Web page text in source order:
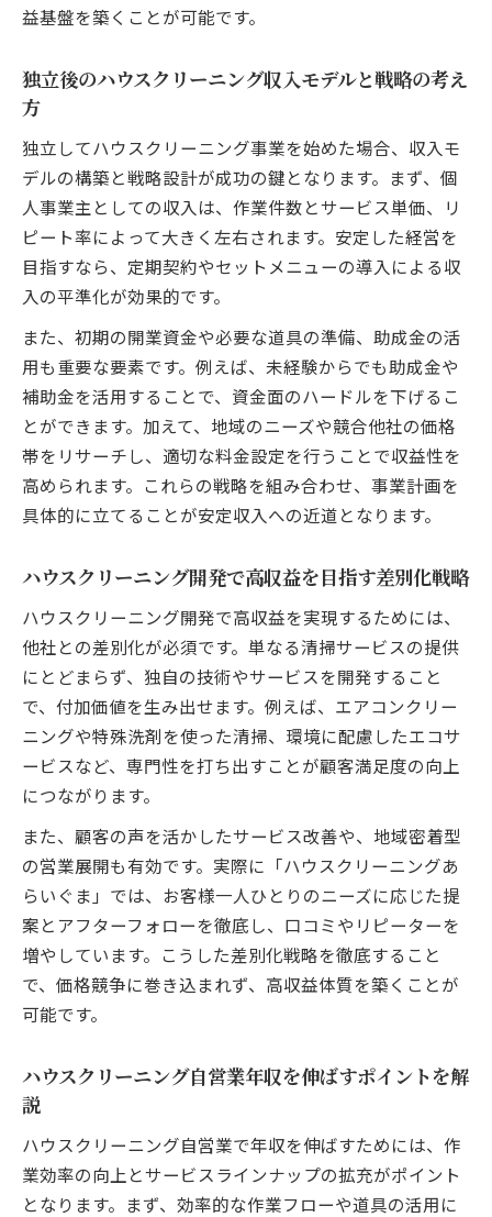
益基盤を築くことが可能です。
独立後のハウスクリーニング収入モデルと戦略の考え
方
独立してハウスクリーニング事業を始めた場合、収入モ
デルの構築と戦略設計が成功の鍵となります。まず、個
人事業主としての収入は、作業件数とサービス単価、リ
ピート率によって大きく左右されます。安定した経営を
目指すなら、定期契約やセットメニューの導入による収
入の平準化が効果的です。
また、初期の開業資金や必要な道具の準備、助成金の活
用も重要な要素です。例えば、未経験からでも助成金や
補助金を活用することで、資金面のハードルを下げるこ
とができます。加えて、地域のニーズや競合他社の価格
帯をリサーチし、適切な料金設定を行うことで収益性を
高められます。これらの戦略を組み合わせ、事業計画を
具体的に立てることが安定収入への近道となります。
ハウスクリーニング開発で高収益を目指す差別化戦略
ハウスクリーニング開発で高収益を実現するためには、
他社との差別化が必須です。単なる清掃サービスの提供
にとどまらず、独自の技術やサービスを開発すること
で、付加価値を生み出せます。例えば、エアコンクリー
ニングや特殊洗剤を使った清掃、環境に配慮したエコサ
ービスなど、専門性を打ち出すことが顧客満足度の向上
につながります。
また、顧客の声を活かしたサービス改善や、地域密着型
の営業展開も有効です。実際に「ハウスクリーニングあ
らいぐま」では、お客様一人ひとりのニーズに応じた提
案とアフターフォローを徹底し、口コミやリピーターを
増やしています。こうした差別化戦略を徹底すること
で、価格競争に巻き込まれず、高収益体質を築くことが
可能です。
ハウスクリーニング自営業年収を伸ばすポイントを解
説
ハウスクリーニング自営業で年収を伸ばすためには、作
業効率の向上とサービスラインナップの拡充がポイント
となります。まず、効率的な作業フローや道具の活用に